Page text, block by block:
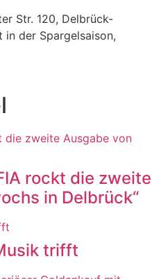
Str. 120, Delbrück-
in der Spargelsaison,
rockt die zweite
in Delbrück“
trifft